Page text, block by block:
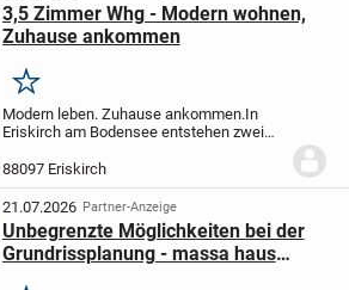
3,5 Zimmer Whg - Modern wohnen,
Zuhause ankommen
Merken
Modern leben. Zuhause ankommen.In
Eriskirch am Bodensee entstehen zwei
hochwertigen Wohnungen. Die ruhige
Lage, sonnige Ausrichtung und
großzügige Grünflächen...
88097 Eriskirch
21.07.2026 Partner-Anzeige
Unbegrenzte Möglichkeiten bei der
Grundrissplanung - massa haus